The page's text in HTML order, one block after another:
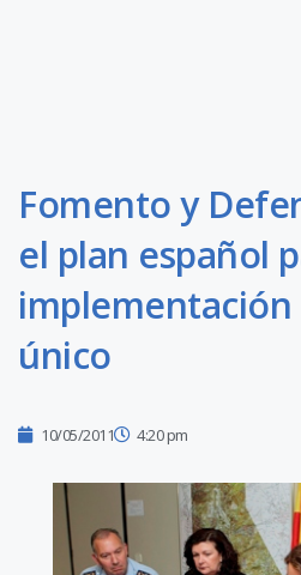
Fomento y
el plan español
único
10/05/2011 4:20 pm